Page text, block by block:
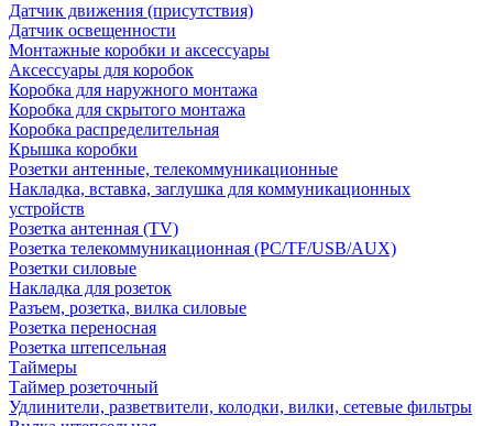
Датчик движения (присутствия)
Датчик освещенности
Монтажные коробки и аксессуары
Аксессуары для коробок
Коробка для наружного монтажа
Коробка для скрытого монтажа
Коробка распределительная
Крышка коробки
Розетки антенные, телекоммуникационные
Накладка, вставка, заглушка для коммуникационных
устройств
Розетка антенная (TV)
Розетка телекоммуникационная (PC/TF/USB/AUX)
Розетки силовые
Накладка для розеток
Разъем, розетка, вилка силовые
Розетка переносная
Розетка штепсельная
Таймеры
Таймер розеточный
Удлинители, разветвители, колодки, вилки, сетевые фильтры